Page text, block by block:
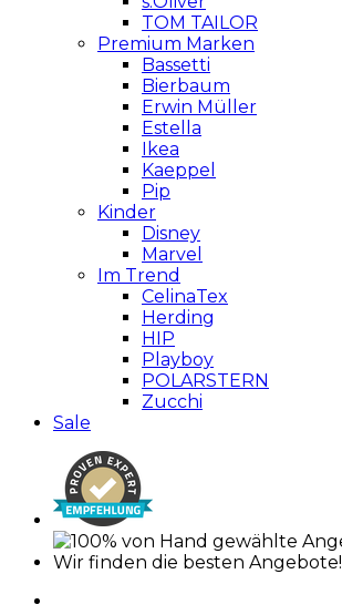
TOM TAILOR
Premium Marken
Bassetti
Bierbaum
Erwin Müller
Estella
Ikea
Kaeppel
Pip
Kinder
Disney
Marvel
Im Trend
CelinaTex
Herding
HIP
Playboy
POLARSTERN
Zucchi
Sale
Wir finden die besten Angebote!